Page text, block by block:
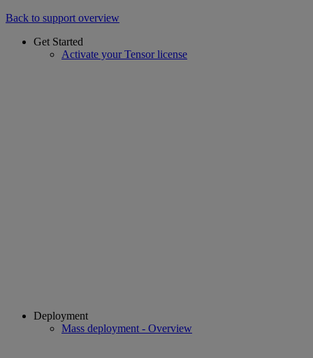
Back to support overview
Get Started
Activate your Tensor license
Deployment
Mass deployment - Overview